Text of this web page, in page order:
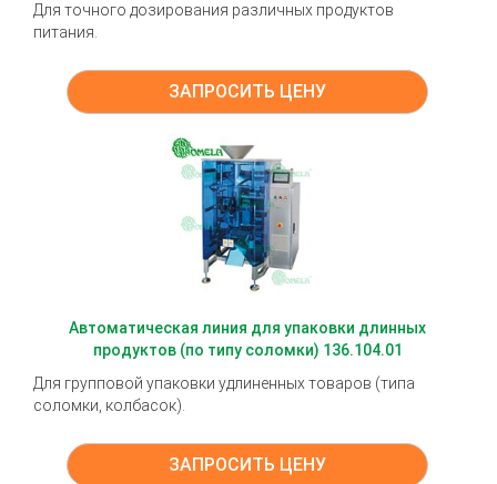
Для точного дозирования различных продуктов
питания.
ЗАПРОСИТЬ ЦЕНУ
Автоматическая линия для упаковки длинных
продуктов (по типу соломки) 136.104.01
Для групповой упаковки удлиненных товаров (типа
соломки, колбасок).
ЗАПРОСИТЬ ЦЕНУ